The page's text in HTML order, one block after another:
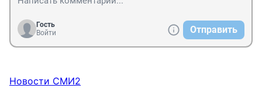
Гость
Войти
Отправить
Новости СМИ2